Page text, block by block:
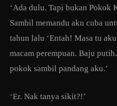
‘Ada dulu. Tapi bukan Pokok
Sambil memandu aku cuba
tahun lalu ‘Entah! Masa tu
macam perempuan. Baju
pokok sambil pandang aku.’
‘Er. Nak tanya sikit?!’